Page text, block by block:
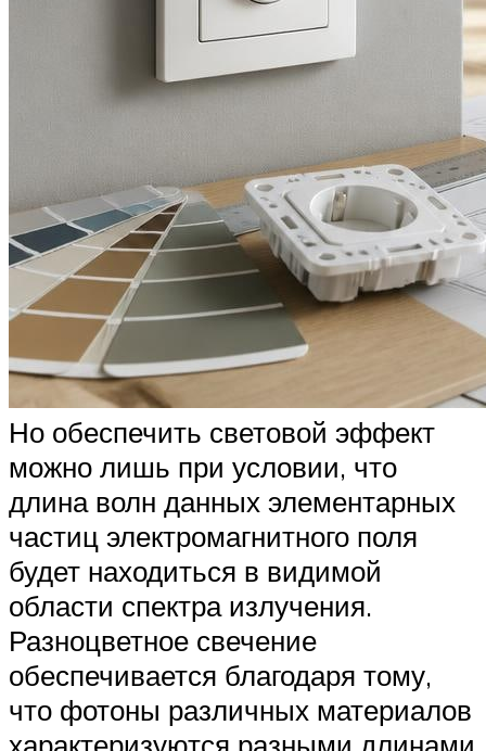
Но обеспечить световой эффект
можно лишь при условии, что
длина волн данных элементарных
частиц электромагнитного поля
будет находиться в видимой
области спектра излучения.
Разноцветное свечение
обеспечивается благодаря тому,
что фотоны различных материалов